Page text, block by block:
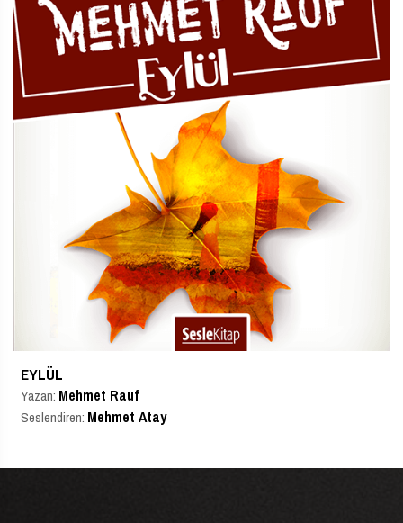
EYLÜL
Yazan: Mehmet Rauf
Seslendiren: Mehmet Atay